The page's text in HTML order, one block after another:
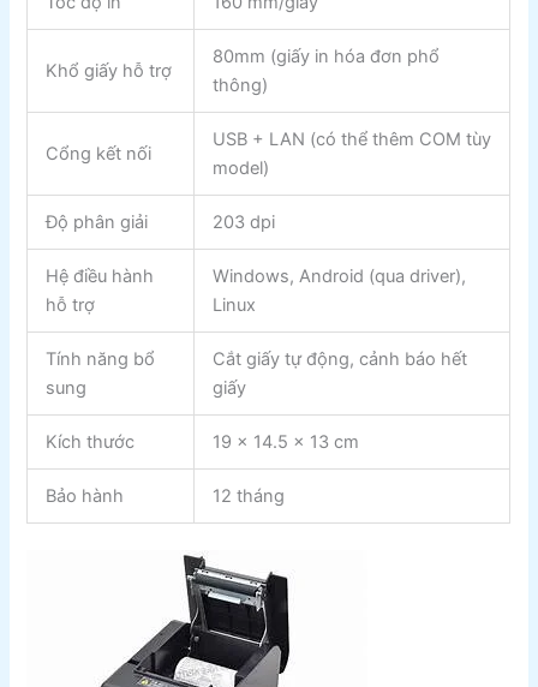
Khổ giấy hỗ trợ
80mm (giấy in hóa đơn phổ
thông)
Cổng kết nối
USB + LAN (có thể thêm COM tùy
model)
Độ phân giải 203 dpi
Hệ điều hành
hỗ trợ
Windows, Android (qua driver),
Linux
Tính năng bổ
sung
Cắt giấy tự động, cảnh báo hết
giấy
Kích thước 19 x 14.5 x 13 cm
Bảo hành 12 tháng